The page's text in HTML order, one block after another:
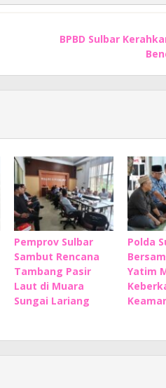
BPBD Sulbar
Pemprov Sulbar
Sambut Rencana
Tambang Pasir
Laut di Muara
Sungai Lariang
Polda
Yatim